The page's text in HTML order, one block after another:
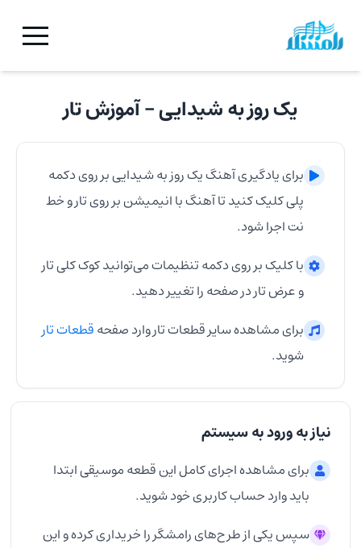
یک روز به شیدایی- آموزشتار
برای یادگیری آهنگیک روز به شیداییبر روی دکمه
پلی کلیک کنید تا آهنگ با انیمیشن بر رویتارو خط
نت اجرا شود.
با کلیک بر روی دکمه تنظیمات می‌توانید کوک کلیتار
و عرضتاردر صفحه را تغییر دهید.
برای مشاهده سایر قطعاتتاروارد صفحهقطعاتتار
شوید.
نیاز به ورود به سیستم
برای مشاهده اجرای کامل این قطعه موسیقی ابتدا
باید وارد حساب کاربری خود شوید.
سپس یکی از طرح‌های رامشگر را خریداری کرده و این